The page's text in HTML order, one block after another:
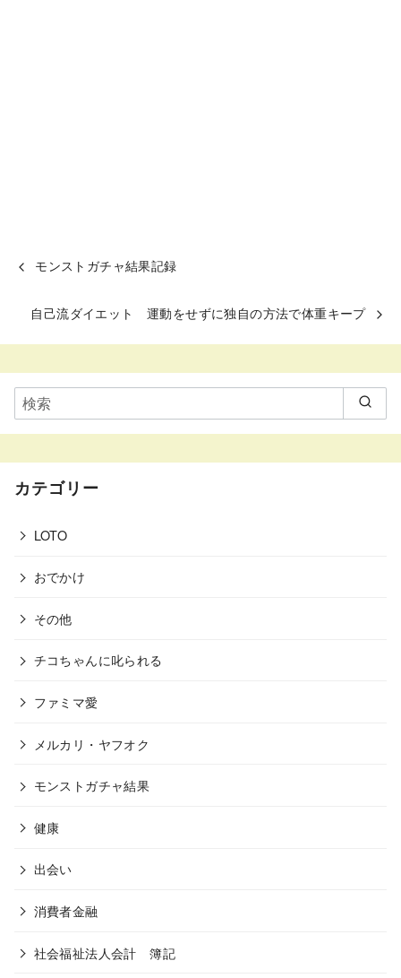
モンストガチャ結果記録
自己流ダイエット 運動をせずに独自の方法で体重キープ
カテゴリー
LOTO
おでかけ
その他
チコちゃんに叱られる
ファミマ愛
メルカリ・ヤフオク
モンストガチャ結果
健康
出会い
消費者金融
社会福祉法人会計 簿記